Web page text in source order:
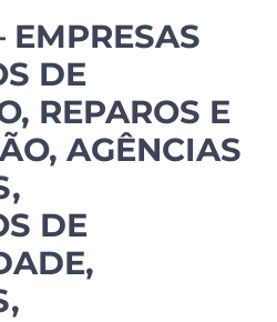
DE
REPAROS E
AGÊNCIAS
DE